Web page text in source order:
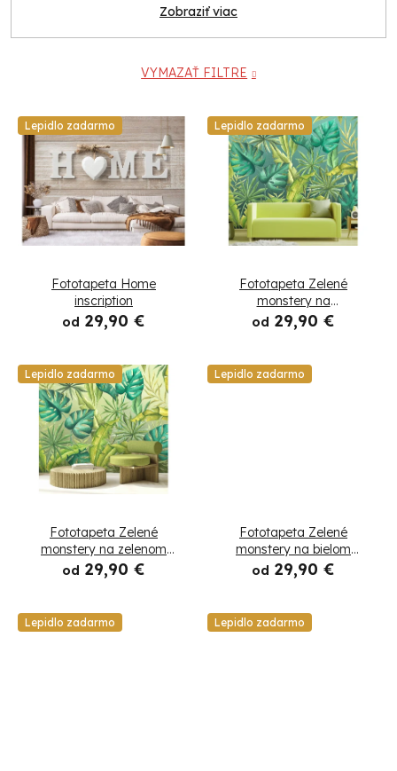
Zobraziť viac
VYMAZAŤ FILTRE
V
p
o
Lepidlo zadarmo
Fototapeta Home
inscription
od 29,90 €
Lepidlo zadarmo
Fototapeta Zelené
monstery na
tmavozelenom pozadí
od 29,90 €
Lepidlo zadarmo
Fototapeta Zelené
monstery na zelenom
pozadí
od 29,90 €
Lepidlo zadarmo
Fototapeta Zelené
monstery na bielom
pozadí
od 29,90 €
Lepidlo zadarmo Lepidlo zadarmo